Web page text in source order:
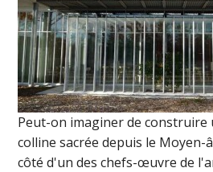
Peut-on imaginer de
colline sacrée depuis le Moyen-
côté d'un des chefs-œuvre de